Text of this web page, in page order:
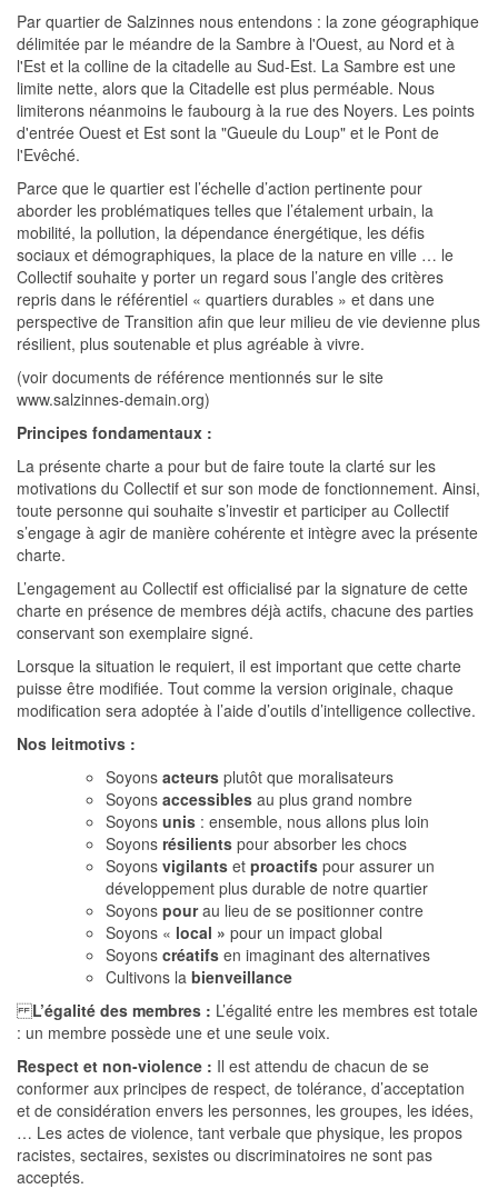
Par quartier de Salzinnes nous entendons : la zone géographique
délimitée par le méandre de la Sambre à l'Ouest, au Nord et à
l'Est et la colline de la citadelle au Sud-Est. La Sambre est une
limite nette, alors que la Citadelle est plus perméable. Nous
limiterons néanmoins le faubourg à la rue des Noyers. Les points
d'entrée Ouest et Est sont la "Gueule du Loup" et le Pont de
l'Evêché.
Parce que le quartier est l’échelle d’action pertinente pour
aborder les problématiques telles que l’étalement urbain, la
mobilité, la pollution, la dépendance énergétique, les défis
sociaux et démographiques, la place de la nature en ville … le
Collectif souhaite y porter un regard sous l’angle des critères
repris dans le référentiel « quartiers durables » et dans une
perspective de Transition afin que leur milieu de vie devienne plus
résilient, plus soutenable et plus agréable à vivre.
(voir documents de référence mentionnés sur le site
www.salzinnes-demain.org)
Principes fondamentaux :
La présente charte a pour but de faire toute la clarté sur les
motivations du Collectif et sur son mode de fonctionnement. Ainsi,
toute personne qui souhaite s’investir et participer au Collectif
s’engage à agir de manière cohérente et intègre avec la présente
charte.
L’engagement au Collectif est officialisé par la signature de cette
charte en présence de membres déjà actifs, chacune des parties
conservant son exemplaire signé.
Lorsque la situation le requiert, il est important que cette charte
puisse être modifiée. Tout comme la version originale, chaque
modification sera adoptée à l’aide d’outils d’intelligence collective.
Nos leitmotivs :
Soyons acteurs plutôt que moralisateurs
Soyons accessibles au plus grand nombre
Soyons unis : ensemble, nous allons plus loin
Soyons résilients pour absorber les chocs
Soyons vigilants et proactifs pour assurer un
développement plus durable de notre quartier
Soyons pourau lieu de se positionner contre
Soyons « local » pour un impact global
Soyons créatifs en imaginant des alternatives
Cultivons la bienveillance
L’égalité des membres : L’égalité entre les membres est totale
: un membre possède une et une seule voix.
Respect et non-violence : Il est attendu de chacun de se
conformer aux principes de respect, de tolérance, d’acceptation
et de considération envers les personnes, les groupes, les idées,
… Les actes de violence, tant verbale que physique, les propos
racistes, sectaires, sexistes ou discriminatoires ne sont pas
acceptés.